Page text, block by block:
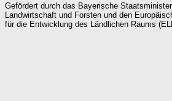
Gefördert durch das Bayerische
Landwirtschaft und Forsten und den
für die Entwicklung des Ländlichen Raums